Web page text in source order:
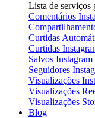
Lista de serviços
Comentários
Curtidas
Curtidas
Salvos Instagram
Seguidores
Visualizações
Visualizações
Visualizações
Blog